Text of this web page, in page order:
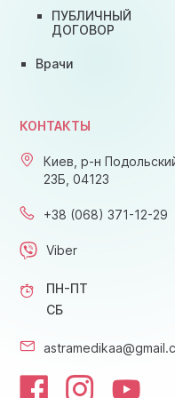
ПУБЛИЧНЫЙ
ДОГОВОР
Врачи
КОНТАКТЫ
Киев, р-н
23Б, 04123
+38 (068) 371-12-29
Viber
ПН-ПТ
СБ